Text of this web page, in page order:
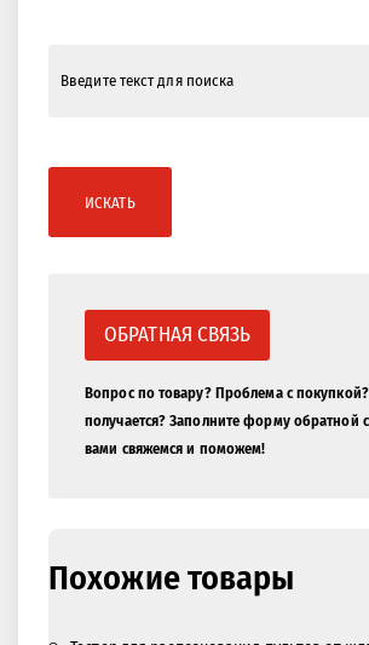
ИСКАТЬ
ОБРАТНАЯ СВЯЗЬ
Вопрос по товару? Проблема с
получается? Заполните форму обратной
вами свяжемся и поможем!
Похожие товары